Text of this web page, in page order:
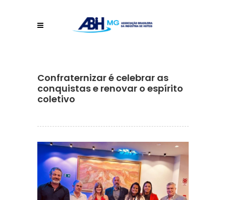
Confraternizar é celebrar as
conquistas e renovar o espírito
coletivo